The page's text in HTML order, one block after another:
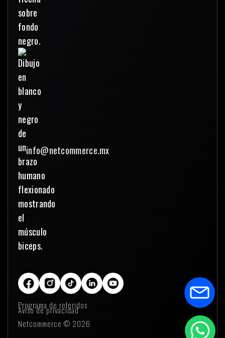
info@netcommerce.mx
Programa de referidos
Aviso de privacidad
Netcommerce © 2026